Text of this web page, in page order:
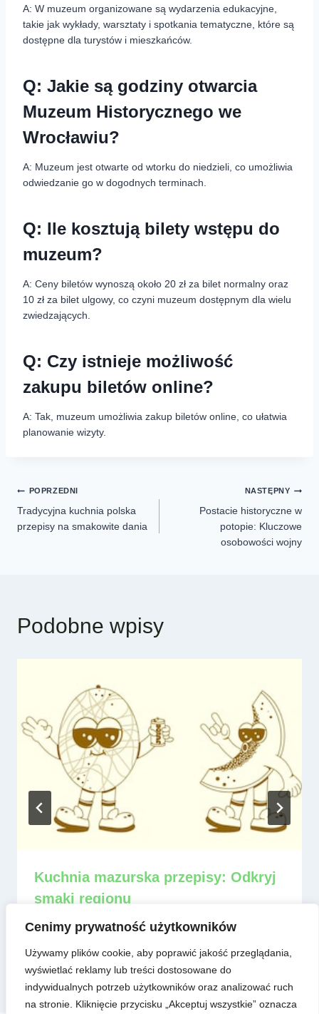
Cenimy prywatność użytkowników
Używamy plików cookie, aby poprawić jakość przeglądania,
wyświetlać reklamy lub treści dostosowane do
indywidualnych potrzeb użytkowników oraz analizować ruch
na stronie. Kliknięcie przycisku „Akceptuj wszystkie” oznacza
A: W muzeum organizowane są wydarzenia edukacyjne,
takie jak wykłady, warsztaty i spotkania tematyczne, które są
dostępne dla turystów i mieszkańców.
Q: Jakie są godziny otwarcia
Muzeum Historycznego we
Wrocławiu?
A: Muzeum jest otwarte od wtorku do niedzieli, co umożliwia
odwiedzanie go w dogodnych terminach.
Q: Ile kosztują bilety wstępu do
muzeum?
A: Ceny biletów wynoszą około 20 zł za bilet normalny oraz
10 zł za bilet ulgowy, co czyni muzeum dostępnym dla wielu
zwiedzających.
Q: Czy istnieje możliwość
zakupu biletów online?
A: Tak, muzeum umożliwia zakup biletów online, co ułatwia
planowanie wizyty.
POPRZEDNI
Tradycyjna kuchnia polska
przepisy na smakowite dania
NASTĘPNY
Postacie historyczne w
potopie: Kluczowe
osobowości wojny
Podobne wpisy
Kuchnia mazurska przepisy: Odkryj
smaki regionu
Przez admin 8 czerwca, 2025